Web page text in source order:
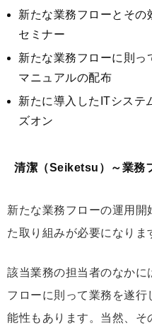
新たな業務フローとその
セミナー
新たな業務フローに則っ
マニュアルの配布
新たに導入したITシステ
ズオン
清潔（Seiketsu）～業務
新たな業務フローの運用開
た取り組みが必要になりま
該当業務の担当者のなかに
フローに則って業務を遂
能性もあります。当然、